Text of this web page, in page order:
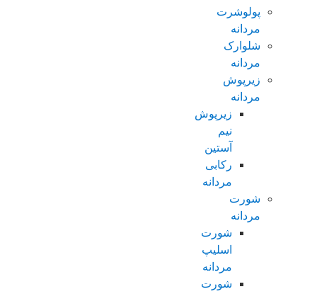
پولوشرت
مردانه
شلوارک
مردانه
زیرپوش
مردانه
زیرپوش
نیم
آستین
رکابی
مردانه
شورت
مردانه
شورت
اسلیپ
مردانه
شورت